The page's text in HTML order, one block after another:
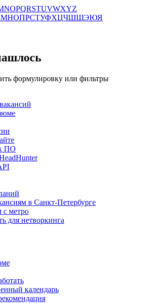
NOPQRSTUVWXYZ
МНОПРСТУФХЦЧШЩЭЮЯ
формулировку или фильтры
ПО
в Санкт-Петербурге
с метро
для нетворкинга
календарь